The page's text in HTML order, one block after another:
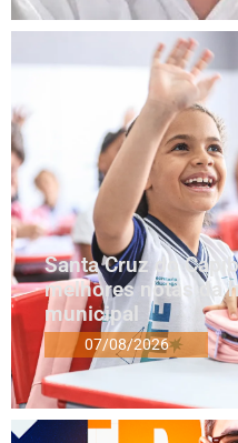
Santa Cruz do
melhores notas da
municipal
07/08/2026